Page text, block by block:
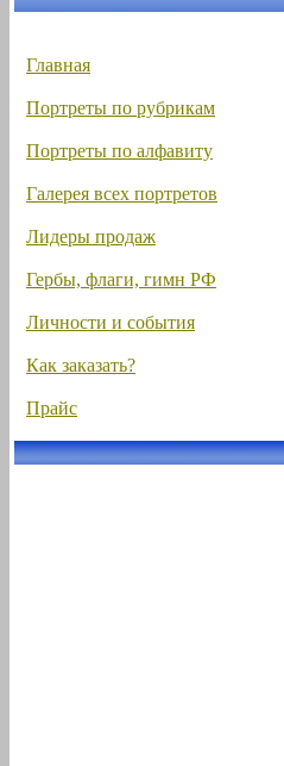
Главная
Портреты по рубрикам
Портреты по алфавиту
Галерея всех портретов
Лидеры продаж
Гербы, флаги, гимн РФ
Личности и события
Как заказать?
Прайс